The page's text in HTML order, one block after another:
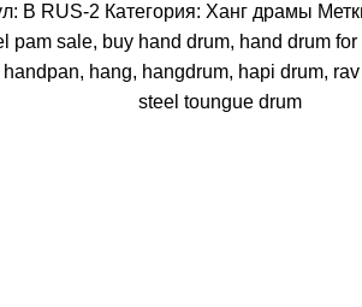
B RUS-2 Категория: Ханг драмы
pam sale, buy hand drum, hand drum
handpan, hang, hangdrum, hapi drum,
steel toungue drum